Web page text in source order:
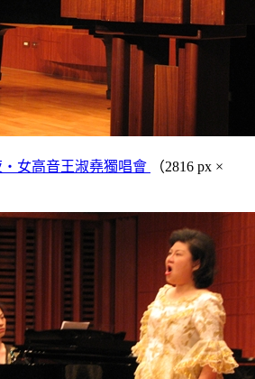
女高音王淑堯獨唱會
（2816 px ×